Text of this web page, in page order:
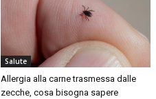
Salute
Allergia alla carne trasmessa dalle
zecche, cosa bisogna sapere